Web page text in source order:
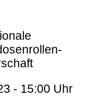
- 15:00 Uhr